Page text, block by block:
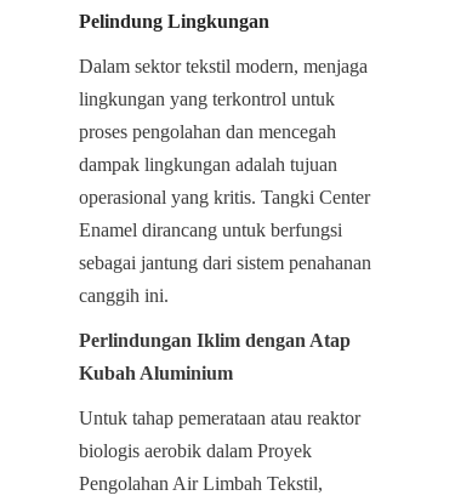
Pelindung Lingkungan
Dalam sektor tekstil modern, menjaga
lingkungan yang terkontrol untuk
proses pengolahan dan mencegah
dampak lingkungan adalah tujuan
operasional yang kritis. Tangki Center
Enamel dirancang untuk berfungsi
sebagai jantung dari sistem penahanan
canggih ini.
Perlindungan Iklim dengan Atap
Kubah Aluminium
Untuk tahap pemerataan atau reaktor
biologis aerobik dalam Proyek
Pengolahan Air Limbah Tekstil,